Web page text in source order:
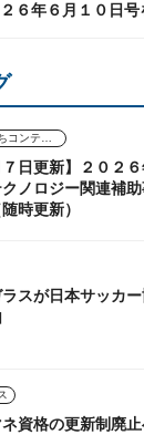
６年６月１０日号
７日更新】２０２
クノロジー関連補
時更新）
スが日本サッカ
ネ資格の更新制廃